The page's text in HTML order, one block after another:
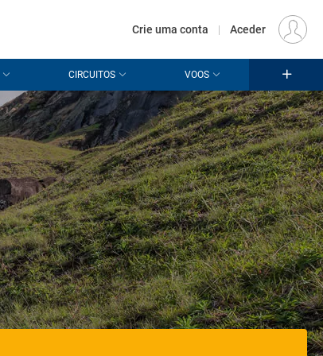
EUR
Crie uma conta | Aceder
CIRCUITOS VOOS